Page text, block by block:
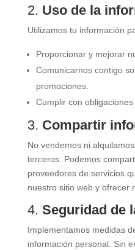
2. Uso de la
Utilizamos tu información
Proporcionar y mejorar
Comunicarnos contigo
promociones.
Cumplir con obligaciones
3. Compartir
No vendemos ni
terceros. Podemos
proveedores de servicios
nuestro sitio web y ofrecer
4. Seguridad de
Implementamos medidas
información personal. Sin